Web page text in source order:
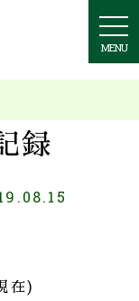
MENU
録
在)